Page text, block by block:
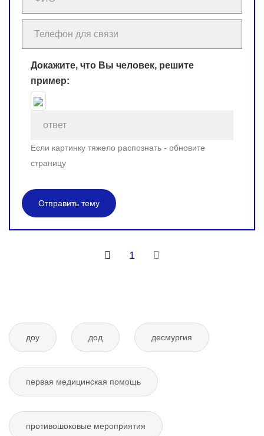
Докажите, что Вы человек, решите
пример:
Если картинку тяжело распознать - обновите
страницу
Отправить тему
1
доу дод десмургия
первая медицинская помощь
противошоковые мероприятия